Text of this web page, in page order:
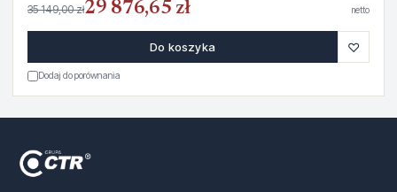
35 149,00 zł29 876,65 zł netto
Do koszyka ♡
Dodaj do porównania